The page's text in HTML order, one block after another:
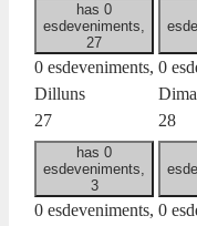
has 0
esdeveniments,
27
0 esdeveniments,
Dilluns
27
0
28
has 0
esdeveniments,
3
0 esdeveniments, 0